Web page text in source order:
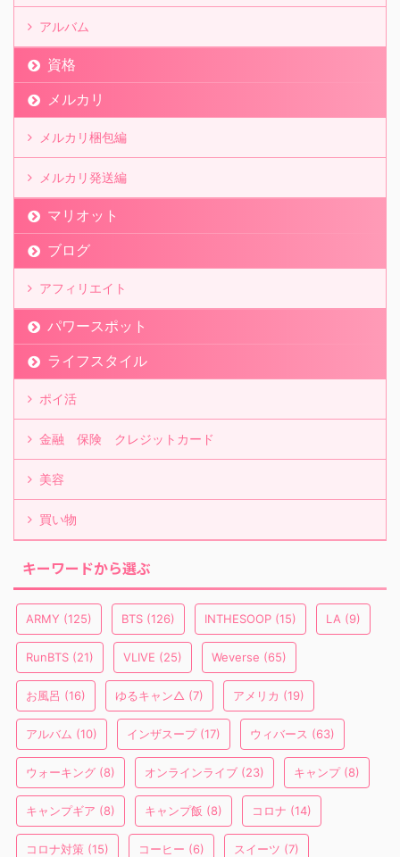
アルバム
資格
メルカリ
メルカリ梱包編
メルカリ発送編
マリオット
ブログ
アフィリエイト
パワースポット
ライフスタイル
ポイ活
金融 保険 クレジットカード
美容
買い物
キーワードから選ぶ
ARMY (125) BTS (126) INTHESOOP (15) LA (9)
RunBTS (21) VLIVE (25) Weverse (65)
お風呂 (16) ゆるキャン△ (7) アメリカ (19)
アルバム (10) インザスープ(17) ウィバース (63)
ウォーキング (8) オンラインライブ (23) キャンプ(8)
キャンプギア (8) キャンプ飯 (8) コロナ (14)
コロナ対策 (15) コーヒー (6) スイーツ (7)